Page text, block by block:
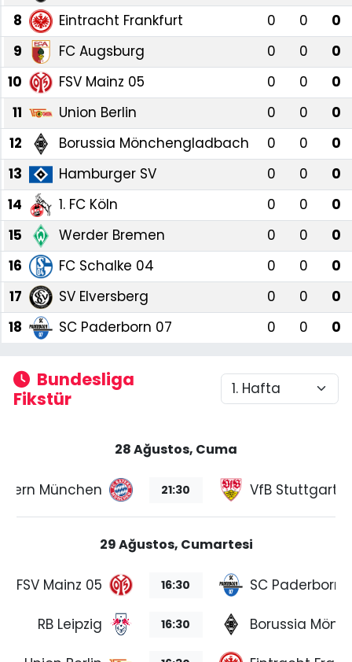
8
Eintracht Frankfurt 0 0
0
9
FC Augsburg 0 0
0
10
FSV Mainz 05 0 0
0
11
Union Berlin 0 0
0
12
Borussia Mönchengladbach 0 0
0
13
Hamburger SV 0 0
0
14
1. FC Köln 0 0
0
15
Werder Bremen 0 0
0
16
FC Schalke 04 0 0
0
17
SV Elversberg 0 0
0
18
SC Paderborn 07 0 0 0
Bundesliga
Fikstür
28 Ağustos, Cuma
München 21:30 VfB Stuttgart
29 Ağustos, Cumartesi
FSV Mainz 05 16:30 SC Paderborn
RB Leipzig 16:30 Borussia